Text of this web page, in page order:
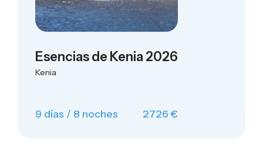
Esencias de Kenia 2026
Kenia
9 días / 8 noches 2726 €